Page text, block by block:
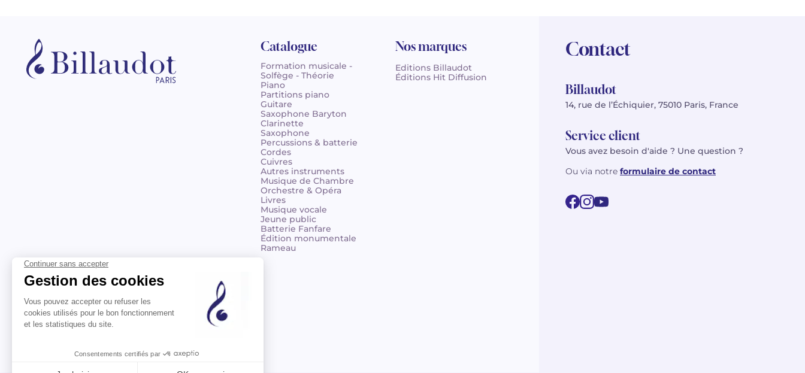
Catalogue
Formation musicale -
Solfège - Théorie
Piano
Partitions piano
Guitare
Saxophone Baryton
Clarinette
Saxophone
Percussions & batterie
Cordes
Cuivres
Autres instruments
Musique de Chambre
Orchestre & Opéra
Livres
Musique vocale
Jeune public
Batterie Fanfare
Édition monumentale
Rameau
Nos marques
Editions Billaudot
Éditions Hit Diffusion
Contact
Billaudot
14, rue de l’Échiquier, 75010 Paris, France
Service client
Vous avez besoin d'aide ? Une question ?
Ou via notre formulaire de contact